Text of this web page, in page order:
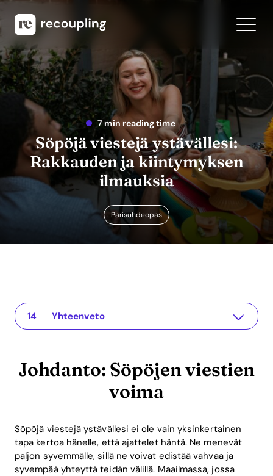
7 min reading time
Söpöjä viestejä ystävällesi:
Rakkauden ja kiintymyksen
ilmauksia
Parisuhdeopas
Johdanto: Söpöjen viestien voima
The app for your relationship
Mitä on söpö viesti?
Vinkkejä söpöihin viesteihin
Esimerkkejä söpöistä viesteistä
Teknologian rooli: Recoupling-sovellus
Emotionaalisen älykkyyden lisääminen
Tieteellisesti perustellut harjoitukset pareille
Sijoituksen tuotto: Miksi viestintään investoiminen kannattaa
Usein kysytyt kysymykset
Pourquoi sont importants les messages doux?
Kuinka usein minun tulisi lähettää ystävälleni söpöjä viestejä?
Voiko Recoupling-sovellus auttaa muotoilemaan söpöjä viestejä?
Yhteenveto
Johdanto: Söpöjen viestien
voima
Söpöjä viestejä ystävällesi ei ole vain yksinkertainen
tapa kertoa hänelle, että ajattelet häntä. Ne menevät
paljon syvemmälle, sillä ne voivat edistää vahvaa ja
syvempää yhteyttä teidän välillä. Maailmassa, jossa